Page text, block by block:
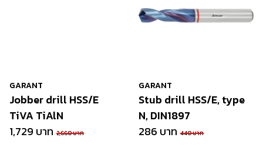
GARANT
Jobber drill HSS/E
TiVA TiAlN
1,729 บาท 2,660 บาท
GARANT
Stub drill HSS/E, type
N, DIN1897
286 บาท 440 บาท